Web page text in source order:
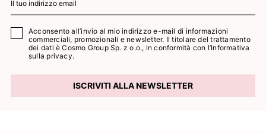
Acconsento all’invio al mio indirizzo e-mail di informazioni
commerciali, promozionali e newsletter. Il titolare del trattamento
dei dati è Cosmo Group Sp. z o.o., in conformità con l’Informativa
sulla privacy.
ISCRIVITI ALLA NEWSLETTER